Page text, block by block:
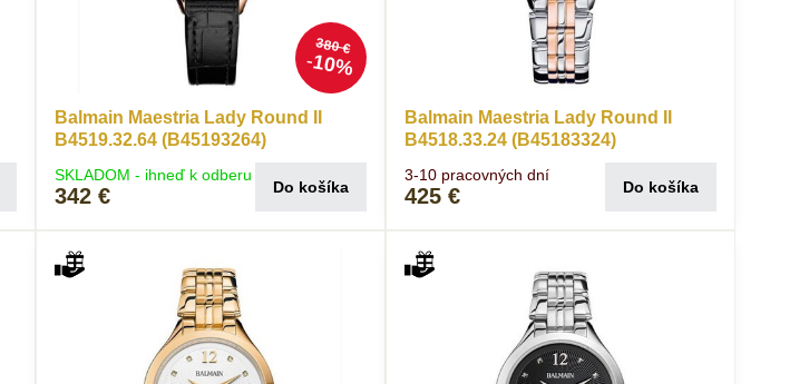
380 €
10%
Balmain Maestria Lady Round II
B4519.32.64 (B45193264)
SKLADOM - ihneď k odberu
342 € Do košíka
Balmain Maestria Lady Round II
B4518.33.24 (B45183324)
3-10 pracovných dní
425 € Do košíka